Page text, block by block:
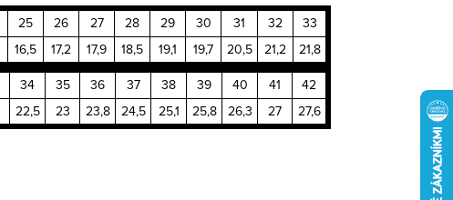
25 26 27 28 29 30 31 32
33
16,5 17,2 17,9 18,5 19,1 19,7 20,5 21,2
21,8
34 35 36 37 38 39 40 41
42
22,5 23 23,8 24,5 25,1 25,8 26,3 27
27,6